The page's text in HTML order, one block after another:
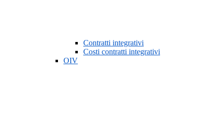
Contratti integrativi
Costi contratti integrativi
OIV